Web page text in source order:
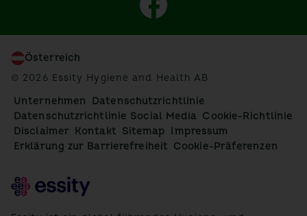
Österreich
© 2026 Essity Hygiene and Health AB
Unternehmen
Datenschutzrichtlinie
Datenschutzrichtlinie Social Media Cookie-Richtlinie
Disclaimer
Kontakt Sitemap
Impressum
Erklärung zur Barrierefreiheit Cookie-Präferenzen